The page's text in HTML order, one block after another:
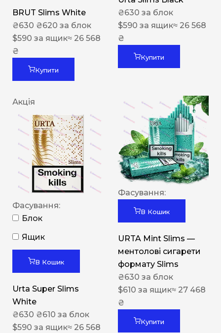
BRUT Slims White
₴630 ₴620 за блок
$590 за ящик≈ 26 568
₴
Купити
₴630 за блок
$590 за ящик≈ 26 568
₴
Купити
Акція
Фасування:
Блок
Ящик
В Кошик
Urta Super Slims
White
₴630 ₴610 за блок
$590 за ящик≈ 26 568
Фасування:
В Кошик
URTA Mint Slims —
ментолові сигарети
формату Slims
₴630 за блок
$610 за ящик≈ 27 468
₴
Купити